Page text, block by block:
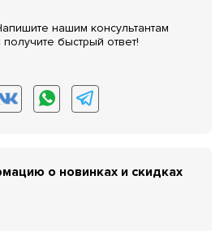
нашим консультантам
получите быстрый ответ!
о новинках и скидках